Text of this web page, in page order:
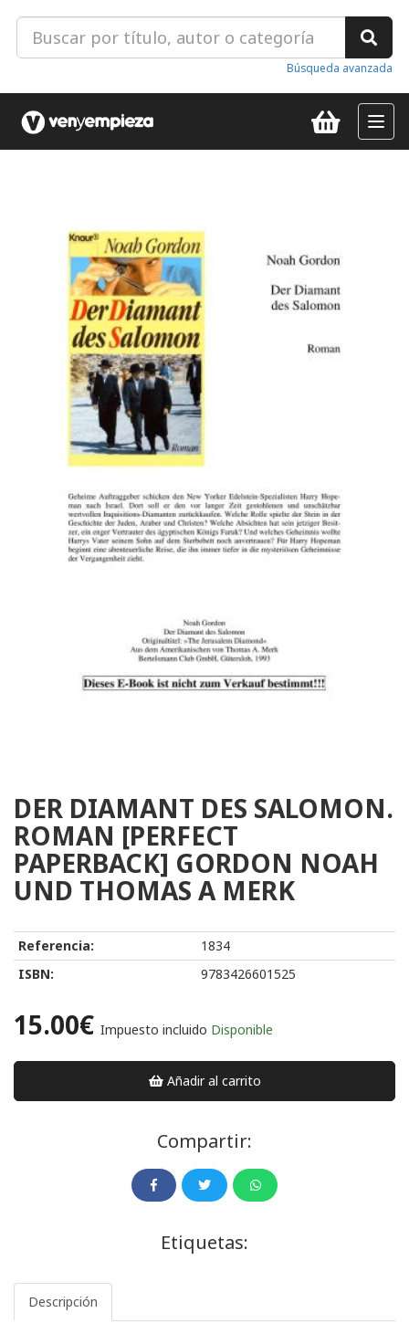
Búsqueda avanzada
DER DIAMANT DES SALOMON.
ROMAN [PERFECT
PAPERBACK] GORDON NOAH
UND THOMAS A MERK
Referencia:
1834
ISBN:
9783426601525
15.00€ Impuesto incluido Disponible
Añadir al carrito
Compartir:
Etiquetas:
Descripción